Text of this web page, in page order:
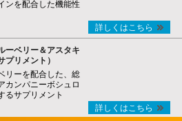
ンを配合した機能性
詳しくはこちら
ーベリー＆アスタキ
プリメント）
リーを配合した、総
カンパニーボシュロ
るサプリメント
詳しくはこちら